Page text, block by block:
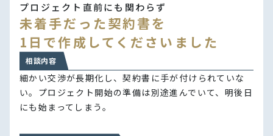
プロジェクト直前にも関わらず
未着手だった契約書を
1日で作成してくださいました
相談内容
細かい交渉が長期化し、契約書に手が付けられていな
い。プロジェクト開始の準備は別途進んでいて、明後日
にも始まってしまう。